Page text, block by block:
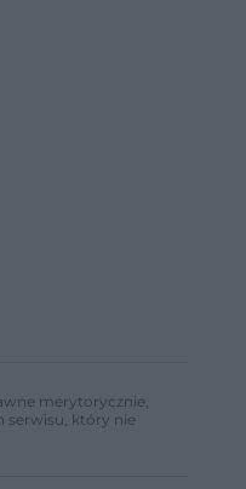
merytorycznie,
serwisu, który nie